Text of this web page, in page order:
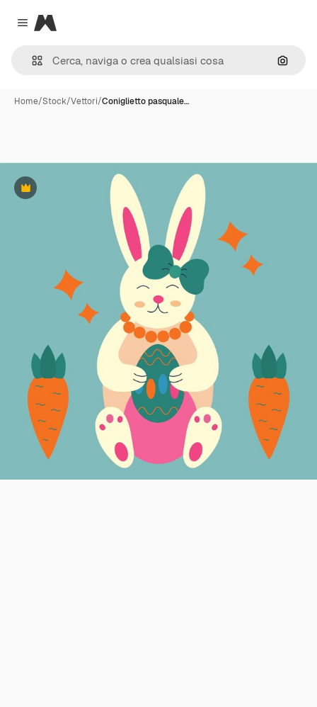
Close menu
Magnific
Cerca
Home/Stock/Vettori/Coniglietto pasquale…
Premium